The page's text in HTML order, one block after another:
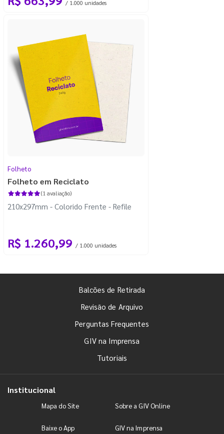
/ 1.000 unidades
Folheto
Folheto em Reciclato
(1 avaliação)
210x297mm - Colorido Frente - Refile
R$ 1.260,99 / 1.000 unidades
Balcões de Retirada
Revisão de Arquivo
Perguntas Frequentes
GIV na Imprensa
Tutoriais
Institucional
Mapa do Site Sobre a GIV Online
Baixe o App GIV na Imprensa